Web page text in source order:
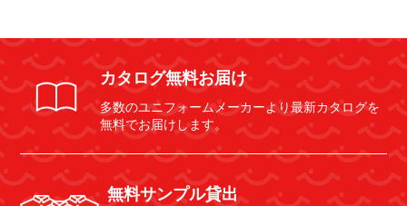
カタログ無料お届け
多数のユニフォームメーカーより最新カタログを
無料でお届けします。
無料サンプル貸出